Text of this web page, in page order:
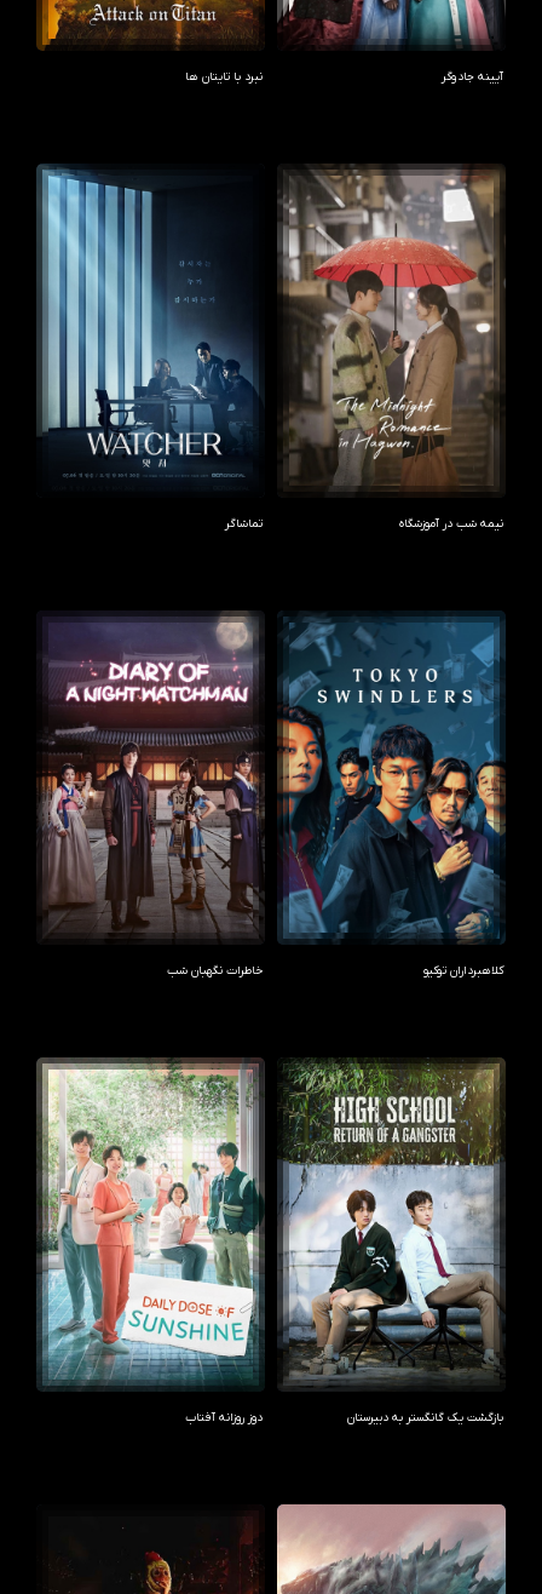
آیینه جادوگر نبرد با تایتان ها
نیمه‌ شب در آموزشگاه تماشاگر
کلاهبرداران توکیو خاطرات نگهبان شب
بازگشت یک گانگستر به دبیرستان دوز روزانه آفتاب